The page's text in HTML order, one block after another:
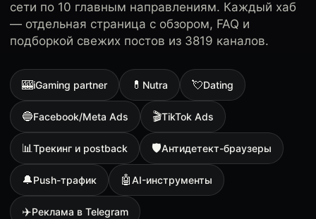
сети по 10 главным направлениям. Каждый хаб
— отдельная страница с обзором, FAQ и
подборкой свежих постов из 3819 каналов.
🎰iGaming partner 💊 Nutra 💘Dating
🔵Facebook/Meta Ads 🎬TikTok Ads
📊Трекинг и postback 🛡Антидетект-браузеры
🔔Push-трафик 🤖AI-инструменты
✈️Реклама в Telegram